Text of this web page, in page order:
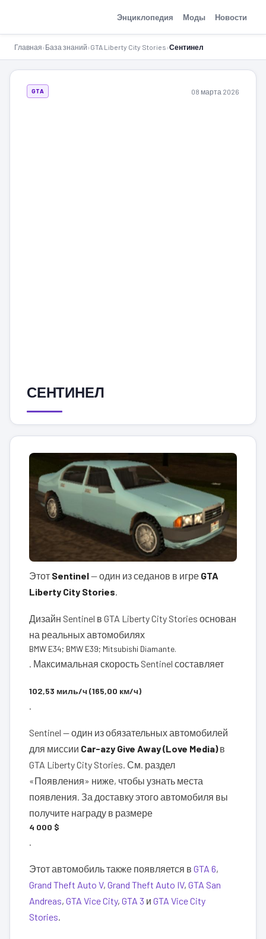
Энциклопедия Моды Новости
Главная›База знаний›GTA Liberty City Stories›Сентинел
GTA 08 марта 2026
СЕНТИНЕЛ
Этот Sentinel— один из седанов в игре GTA
Liberty City Stories.
Дизайн Sentinel в GTA Liberty City Stories основан
на реальных автомобилях
BMW E34; BMW E39; Mitsubishi Diamante.
. Максимальная скорость Sentinel составляет
102,53 миль/ч (165,00 км/ч)
.
Sentinel — один из обязательных автомобилей
для миссии Car-azy Give Away (Love Media)в
GTA Liberty City Stories. См. раздел
«Появления» ниже, чтобы узнать места
появления. За доставку этого автомобиля вы
получите награду в размере
4 000 $
.
Этот автомобиль также появляется в GTA 6,
Grand Theft Auto V, Grand Theft Auto IV, GTA San
Andreas, GTA Vice City, GTA 3 и GTA Vice City
Stories.